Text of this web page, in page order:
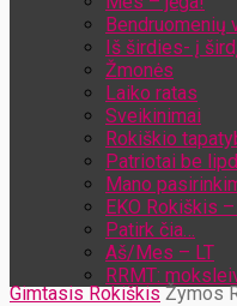
Bendruomenių
Iš širdies- į
Žmonės
Laiko ratas
Sveikinimai
Rokiškio
Patriotai be
Mano
EKO Rokiškis
Patirk čia…
Aš/Mes – LT
RRMT:
Gimtasis Rokiškis Žymos